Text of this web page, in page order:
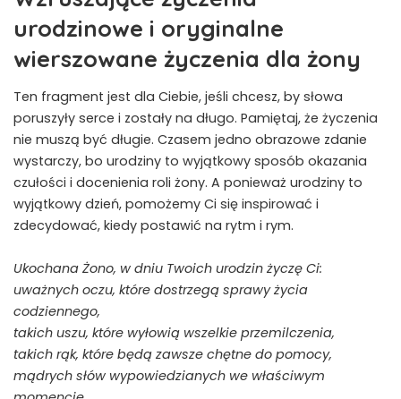
urodzinowe i oryginalne
wierszowane życzenia dla żony
Ten fragment jest dla Ciebie, jeśli chcesz, by słowa
poruszyły serce i zostały na długo. Pamiętaj, że życzenia
nie muszą być długie. Czasem jedno obrazowe zdanie
wystarczy, bo urodziny to wyjątkowy sposób okazania
czułości i docenienia roli żony. A ponieważ urodziny to
wyjątkowy dzień, pomożemy Ci się inspirować i
zdecydować, kiedy postawić na rytm i rym.
Ukochana Żono, w dniu Twoich urodzin życzę Ci:
uważnych oczu, które dostrzegą sprawy życia
codziennego,
takich uszu, które wyłowią wszelkie przemilczenia,
takich rąk, które będą zawsze chętne do pomocy,
mądrych słów wypowiedzianych we właściwym